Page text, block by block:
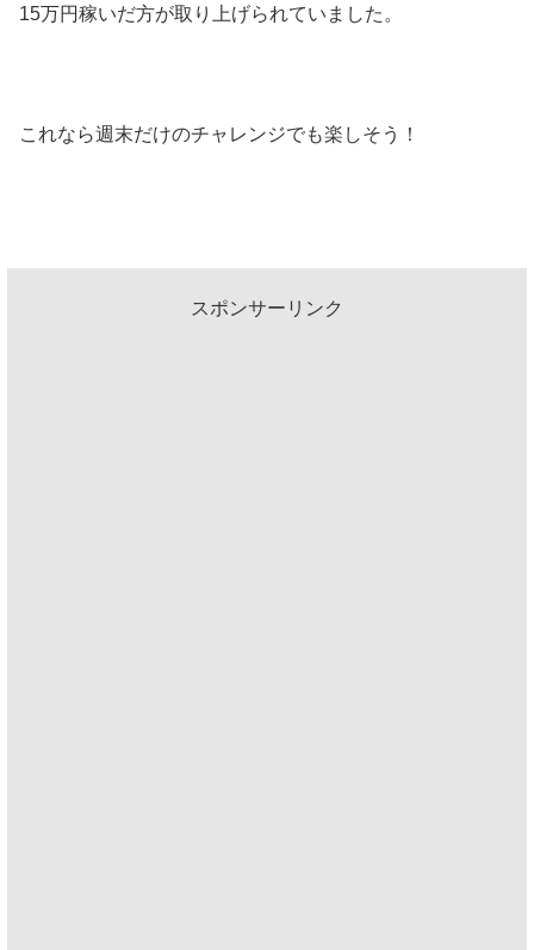
15万円稼いだ方が取り上げられていました。
これなら週末だけのチャレンジでも楽しそう！
スポンサーリンク